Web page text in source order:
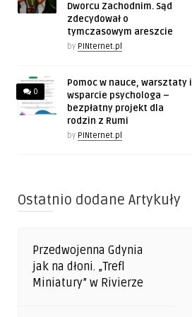
Dworcu Zachodnim. Sąd
zdecydował o
tymczasowym areszcie
by PINternet.pl
0
Pomoc w nauce, warsztaty i
wsparcie psychologa –
bezpłatny projekt dla
rodzin z Rumi
by PINternet.pl
Ostatnio dodane Artykuły
Przedwojenna Gdynia
jak na dłoni. „Trefl
Miniatury” w Rivierze